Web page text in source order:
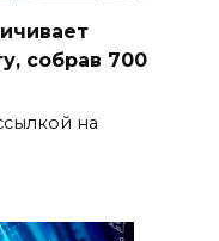
собрав 700
на